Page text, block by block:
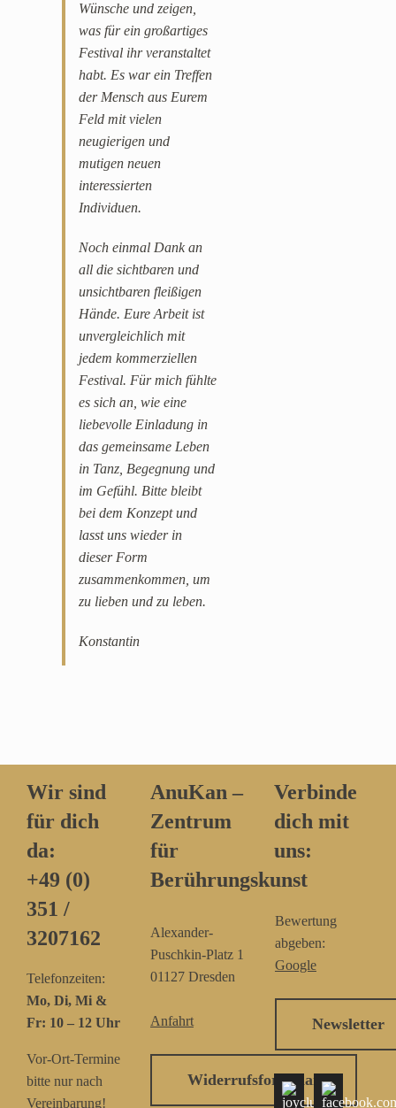
Wünsche und zeigen,
was für ein großartiges
Festival ihr veranstaltet
habt. Es war ein Treffen
der Mensch aus Eurem
Feld mit vielen
neugierigen und
mutigen neuen
interessierten
Individuen.
Noch einmal Dank an
all die sichtbaren und
unsichtbaren fleißigen
Hände. Eure Arbeit ist
unvergleichlich mit
jedem kommerziellen
Festival. Für mich fühlte
es sich an, wie eine
liebevolle Einladung in
das gemeinsame Leben
in Tanz, Begegnung und
im Gefühl. Bitte bleibt
bei dem Konzept und
lasst uns wieder in
dieser Form
zusammenkommen, um
zu lieben und zu leben.
Konstantin
Wir sind
für dich
da:
+49 (0)
351 /
3207162‬
Telefonzeiten:
Mo, Di, Mi &
Fr: 10 – 12 Uhr
Vor-Ort-Termine
bitte nur nach
Vereinbarung!
AnuKan –
Zentrum
für
Berührungskunst
Alexander-
Puschkin-Platz 1
01127 Dresden
Anfahrt
Widerrufsformular
Verbinde
dich mit
uns:
Bewertung
abgeben:
Google
Newsletter